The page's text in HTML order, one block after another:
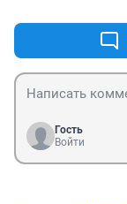
Гость
Войти